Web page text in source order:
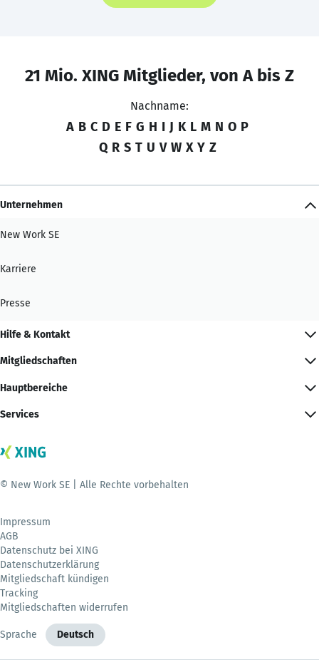
21 Mio. XING Mitglieder, von A bis Z
Nachname:
A B C D E F G H I J K L M N O P
Q R S T U V W X Y Z
Unternehmen
New Work SE
Karriere
Presse
Hilfe & Kontakt
Mitgliedschaften
Hauptbereiche
Services
© New Work SE | Alle Rechte vorbehalten
Impressum
AGB
Datenschutz bei XING
Datenschutzerklärung
Mitgliedschaft kündigen
Tracking
Mitgliedschaften widerrufen
Sprache Deutsch